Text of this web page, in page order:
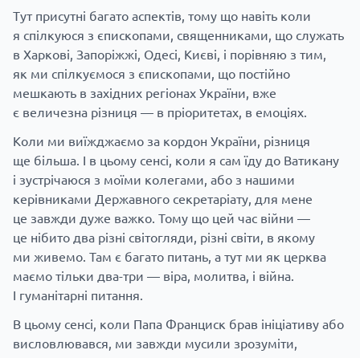
Тут присутні багато аспектів, тому що навіть коли
я спілкуюся з єпископами, священниками, що служать
в Харкові, Запоріжжі, Одесі, Києві, і порівняю з тим,
як ми спілкуємося з єпископами, що постійно
мешкають в західних регіонах України, вже
є величезна різниця — в пріоритетах, в емоціях.
Коли ми виїжджаємо за кордон України, різниця
ще більша. І в цьому сенсі, коли я сам їду до Ватикану
і зустрічаюся з моїми колегами, або з нашими
керівниками Державного секретаріату, для мене
це завжди дуже важко. Тому що цей час війни —
це нібито два різні світогляди, різні світи, в якому
ми живемо. Там є багато питань, а тут ми як церква
маємо тільки два-три — віра, молитва, і війна.
І гуманітарні питання.
В цьому сенсі, коли Папа Франциск брав ініціативу або
висловлювався, ми завжди мусили зрозуміти,